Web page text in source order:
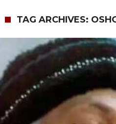
TAG ARCHIVES: